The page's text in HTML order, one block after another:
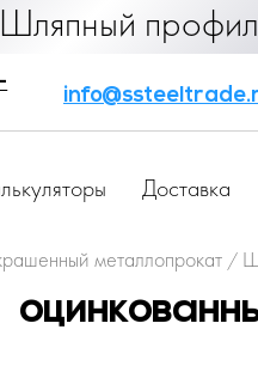
Доставка
металлопрокат /